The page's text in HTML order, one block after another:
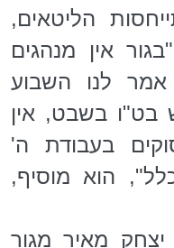
הליטאים,
אין מנהגים
לנו השבוע
בט"ו בשבט, אין
בעבודת ה'
הוא מוסיף,
מאיר מגור